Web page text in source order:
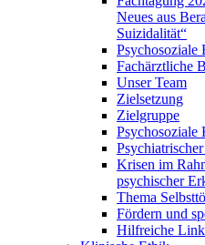
Neues aus
Suizidalität“
Psychosoziale
Fachärztliche
Unser Team
Zielsetzung
Zielgruppe
Psychosoziale
Krisen im
psychischer
Thema
Fördern und
Hilfreiche